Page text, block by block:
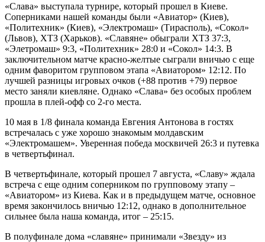
«Слава» выступала турнире, который прошел в Киеве.
Соперниками нашей команды были «Авиатор» (Киев),
«Политехник» (Киев), «Электромаш» (Тирасполь), «Сокол»
(Львов), ХТЗ (Харьков). «Славяне» обыграли ХТЗ 37:3,
«Элетромаш» 9:3, «Политехник» 28:0 и «Сокол» 14:3. В
заключительном матче красно-желтые сыграли вничью с еще
одним фаворитом групповом этапа «Авиатором» 12:12. По
лучшей разницы игровых очков (+88 против +79) первое
место заняли киевляне. Однако «Слава» без особых проблем
прошла в плей-офф со 2-го места.
10 мая в 1/8 финала команда Евгения Антонова в гостях
встречалась с уже хорошо знакомым молдавским
«Электромашем». Уверенная победа москвичей 26:3 и путевка
в четвертьфинал.
В четвертьфинале, который прошел 7 августа, «Славу» ждала
встреча с еще одним соперником по групповому этапу –
«Авиатором» из Киева. Как и в предыдущем матче, основное
время закончилось вничью 12:12, однако в дополнительное
сильнее была наша команда, итог – 25:15.
В полуфинале дома «славяне» принимали «Звезду» из